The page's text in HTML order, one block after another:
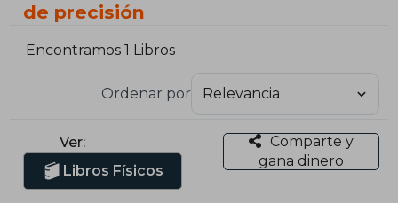
de precisión
Encontramos 1 Libros
Ordenar por
Ver:
Libros Físicos
Comparte y
gana dinero